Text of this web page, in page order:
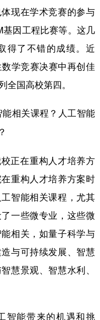
现在学术竞赛的参与
基因工程比赛等。这几
得了不错的成绩。近
学竞赛决赛中再创佳
国高校第四。
相关课程？人工智能
正在重构人才培养方
重构人才培养方案时
智能相关课程，尤其
一些微专业，这些微
相关，如量子科学与
与可持续发展、智慧
慧景观、智慧水利、
智能带来的机遇和挑